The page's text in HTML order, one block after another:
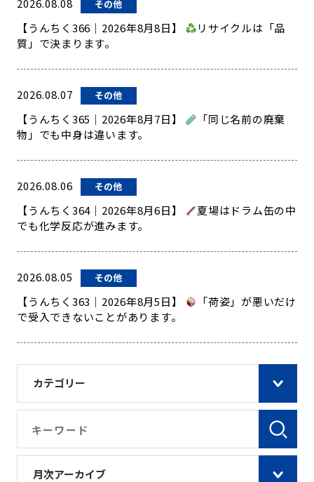
カテゴリー
月次アーカイブ
2026.08.08 その他
【うんちく366｜2026年8月8日】
リサイクルは「品
質」で決まります。
2026.08.07 その他
【うんちく365｜2026年8月7日】
「同じ名前の廃棄
物」でも中身は違います。
2026.08.06 その他
【うんちく364｜2026年8月6日】
夏場はドラム缶の中
でも化学反応が進みます。
2026.08.05 その他
【うんちく363｜2026年8月5日】
「荷姿」が悪いだけ
で受入できないことがあります。